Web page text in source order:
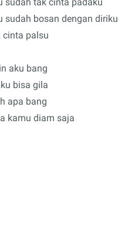
sudah bosan dengan diriku
cinta palsu
aku bang
bisa gila
apa bang
kamu diam saja